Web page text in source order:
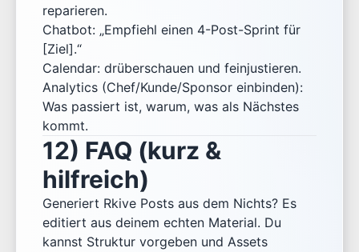
reparieren.
Chatbot: „Empfiehl einen 4-Post-Sprint für
[Ziel].“
Calendar: drüberschauen und feinjustieren.
Analytics (Chef/Kunde/Sponsor einbinden):
Was passiert ist, warum, was als Nächstes
kommt.
12) FAQ (kurz &
hilfreich)
Generiert Rkive Posts aus dem Nichts? Es
editiert aus deinem echten Material. Du
kannst Struktur vorgeben und Assets